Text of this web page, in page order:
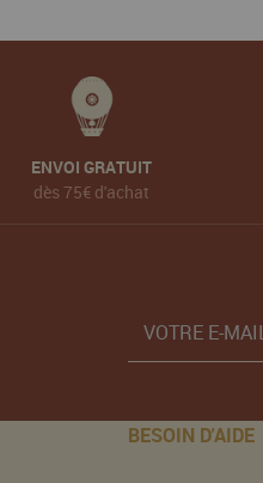
ENVOI GRATUIT
dès 75€ d'achat
BESOIN D'AIDE